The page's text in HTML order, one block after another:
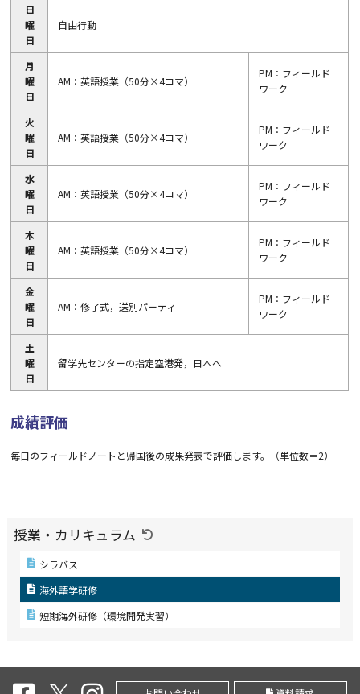
日
曜
日
自由行動
月
曜
日
AM：英語授業（50分×4コマ）
PM：フィールド
ワーク
火
曜
日
AM：英語授業（50分×4コマ）
PM：フィールド
ワーク
水
曜
日
AM：英語授業（50分×4コマ）
PM：フィールド
ワーク
木
曜
日
AM：英語授業（50分×4コマ）
PM：フィールド
ワーク
金
曜
日
AM：修了式，送別パーティ
PM：フィールド
ワーク
土
曜
日
留学先センターの指定空港発，日本へ
成績評価
毎日のフィールドノートと帰国後の成果発表で評価します。（単位数＝2）
授業・カリキュラム
シラバス
海外語学研修
短期海外研修（環境開発実習）